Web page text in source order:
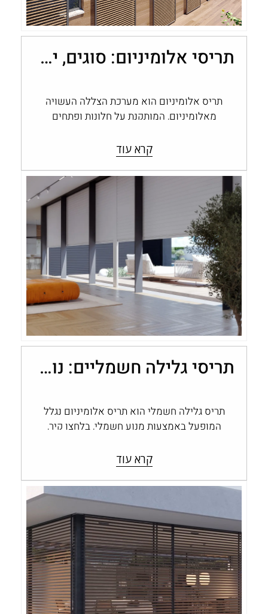
תריסי אלומיניום: סוגים, יתרונות ובחירה לבית
תריס אלומיניום הוא מערכת הצללה העשויה
מאלומיניום, המותקנת על חלונות ופתחים
ובחשיפה לחוץ. תריסי אלומיניום…
קרא עוד
תריסי גלילה חשמליים: נוחות, שליטה ובקרת אור בבית
תריס גלילה חשמלי הוא תריס אלומיניום נגלל
המופעל באמצעות מנוע חשמלי, בלחצן קיר,
קרא עוד